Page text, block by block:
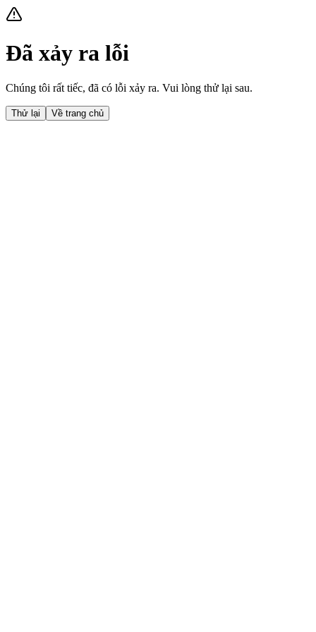
Đã xảy ra lỗi
Chúng tôi rất tiếc, đã có lỗi xảy ra. Vui lòng thử lại sau.
Thử lại Về trang chủ